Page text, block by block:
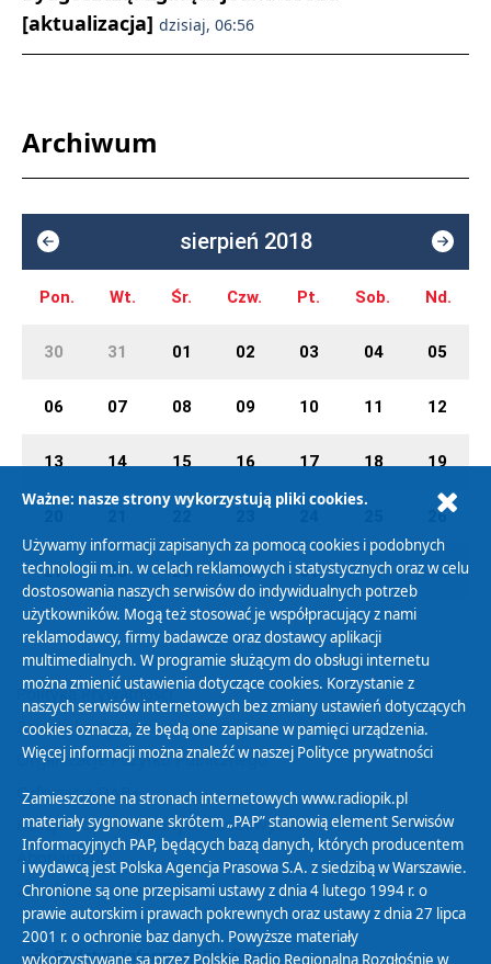
[aktualizacja] dzisiaj, 06:56
Archiwum
sierpień 2018
Pon. Wt. Śr. Czw. Pt. Sob. Nd.
30 31 01 02 03 04 05
06 07 08 09 10 11 12
13 14 15 16 17 18 19
26
27 28 29 30 31 01 02
Polityka Prywatności
Zasady korzystania z Serwisu
Organizacje Pożytku Publicznego
Cyfryzacja DAB+
Polityka ochrony danych osobowych
Abonament
Zamówienia publiczne
Biuletyn Informacji Publicznej
Ważne: nasze strony wykorzystują pliki cookies.
Używamy informacji zapisanych za pomocą cookies i podobnych
technologii m.in. w celach reklamowych i statystycznych oraz w celu
dostosowania naszych serwisów do indywidualnych potrzeb
użytkowników. Mogą też stosować je współpracujący z nami
reklamodawcy, firmy badawcze oraz dostawcy aplikacji
multimedialnych. W programie służącym do obsługi internetu
można zmienić ustawienia dotyczące cookies. Korzystanie z
naszych serwisów internetowych bez zmiany ustawień dotyczących
cookies oznacza, że będą one zapisane w pamięci urządzenia.
Więcej informacji można znaleźć w naszej Polityce prywatności
Zamieszczone na stronach internetowych www.radiopik.pl
materiały sygnowane skrótem „PAP” stanowią element Serwisów
Informacyjnych PAP, będących bazą danych, których producentem
i wydawcą jest Polska Agencja Prasowa S.A. z siedzibą w Warszawie.
Chronione są one przepisami ustawy z dnia 4 lutego 1994 r. o
prawie autorskim i prawach pokrewnych oraz ustawy z dnia 27 lipca
2001 r. o ochronie baz danych. Powyższe materiały
wykorzystywane są przez Polskie Radio Regionalną Rozgłośnię w